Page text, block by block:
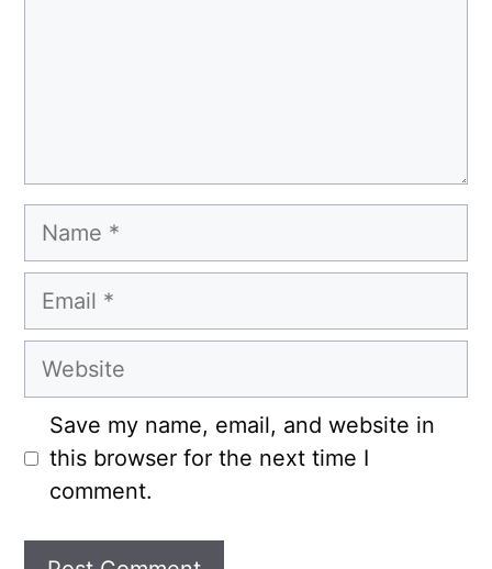
Name
Email
Website
Save my name, email, and website in
this browser for the next time I
comment.